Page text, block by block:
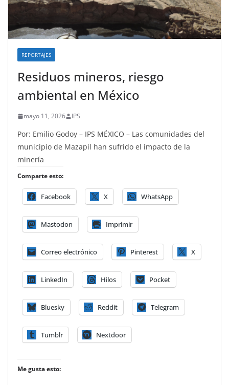
REPORTAJES
Residuos mineros, riesgo
ambiental en México
mayo 11, 2026 IPS
Por: Emilio Godoy – IPS MÉXICO – Las comunidades del
municipio de Mazapil han sufrido el impacto de la
minería
Comparte esto:
Facebook X WhatsApp
Mastodon Imprimir
Correo electrónico Pinterest X
LinkedIn Hilos Pocket
Bluesky Reddit Telegram
Tumblr Nextdoor
Me gusta esto: